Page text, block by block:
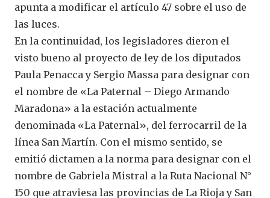
apunta a modificar el artículo 47 sobre el uso de
las luces.
En la continuidad, los legisladores dieron el
visto bueno al proyecto de ley de los diputados
Paula Penacca y Sergio Massa para designar con
el nombre de «La Paternal – Diego Armando
Maradona» a la estación actualmente
denominada «La Paternal», del ferrocarril de la
línea San Martín. Con el mismo sentido, se
emitió dictamen a la norma para designar con el
nombre de Gabriela Mistral a la Ruta Nacional N°
150 que atraviesa las provincias de La Rioja y San